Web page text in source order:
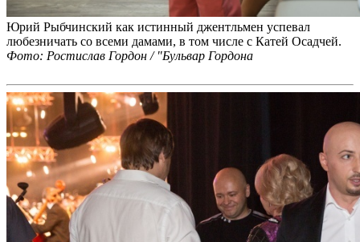
Юрий Рыбчинский как истинный джентльмен успевал
любезничать со всеми дамами, в том числе с Катей Осадчей.
Фото: Ростислав Гордон / "Бульвар Гордона